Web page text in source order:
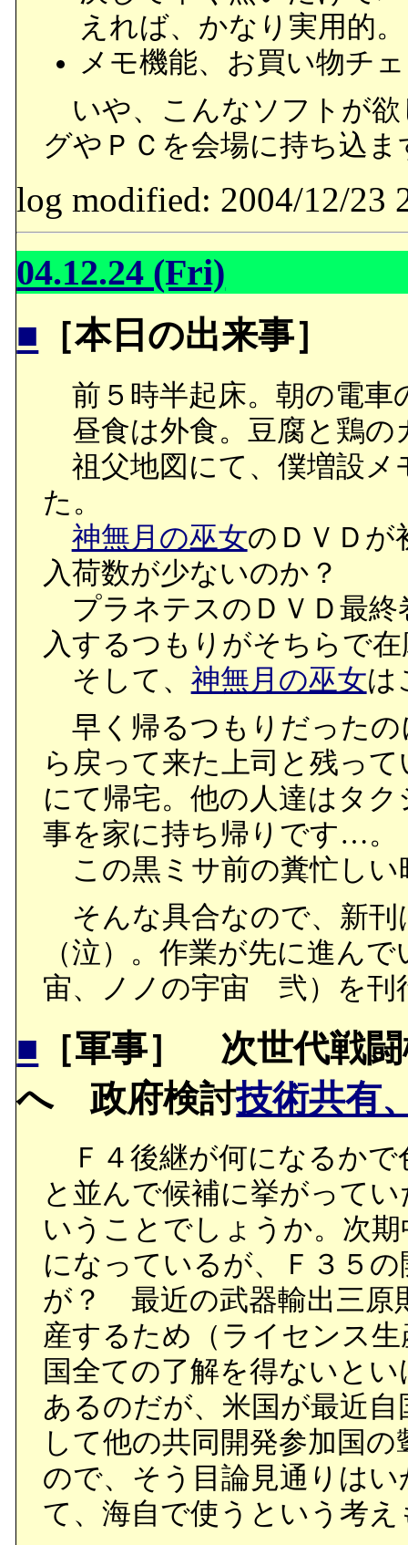
えれば、かなり実用的。
メモ機能、お買い物チ
いや、こんなソフトが欲
グやＰＣを会場に持ち込
log modified: 2004/12/23
04.12.24 (Fri)
■ ［本日の出来事］
前５時半起床。朝の電車
昼食は外食。豆腐と鶏の
祖父地図にて、僕増設メ
た。
神無月の巫女のＤＶＤが
入荷数が少ないのか？
プラネテスのＤＶＤ最終
入するつもりがそちらで
そして、 神無月の巫女は
早く帰るつもりだったの
ら戻って来た上司と残っ
にて帰宅。他の人達はタ
事を家に持ち帰りです…。
この黒ミサ前の糞忙し
そんな具合なので、新
（泣）。作業が先に進ん
宙、ノノの宇宙 弐）を刊
■ ［軍事］ 次世代戦
へ 政府検討技術共有
Ｆ４後継が何になるかで
と並んで候補に挙がって
いうことでしょうか。次
になっているが、Ｆ３５
が？ 最近の武器輸出三原
産するため（ライセンス
国全ての了解を得ないと
あるのだが、米国が最近
して他の共同開発参加国
ので、そう目論見通りは
て、海自で使うという考